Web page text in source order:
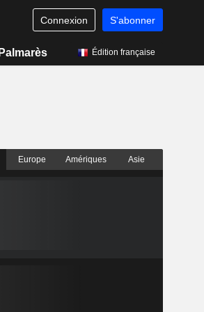
Connexion S'abonner
Palmarès Édition française
Europe Amériques Asie